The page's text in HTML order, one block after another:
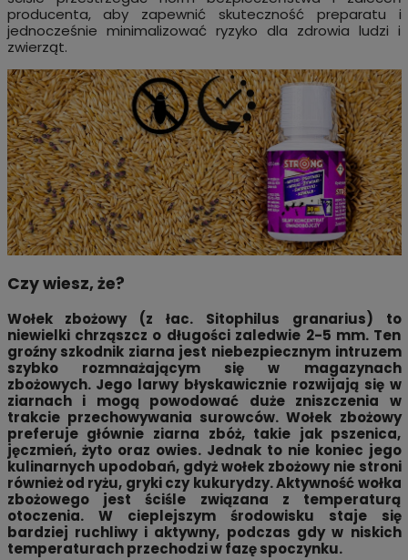
producenta, aby zapewnić skuteczność preparatu i
jednocześnie minimalizować ryzyko dla zdrowia ludzi i
zwierząt.
Czy wiesz, że?
Wołek zbożowy (z łac. Sitophilus granarius) to
niewielki chrząszcz o długości zaledwie 2-5 mm. Ten
groźny szkodnik ziarna jest niebezpiecznym intruzem
szybko rozmnażającym się w magazynach
zbożowych. Jego larwy błyskawicznie rozwijają się w
ziarnach i mogą powodować duże zniszczenia w
trakcie przechowywania surowców. Wołek zbożowy
preferuje głównie ziarna zbóż, takie jak pszenica,
jęczmień, żyto oraz owies. Jednak to nie koniec jego
kulinarnych upodobań, gdyż wołek zbożowy nie stroni
również od ryżu, gryki czy kukurydzy. Aktywność wołka
zbożowego jest ściśle związana z temperaturą
otoczenia. W cieplejszym środowisku staje się
bardziej ruchliwy i aktywny, podczas gdy w niskich
temperaturach przechodzi w fazę spoczynku.